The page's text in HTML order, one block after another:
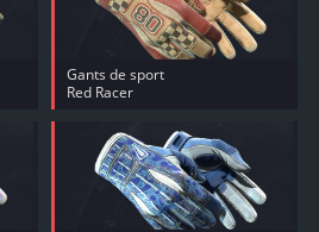
Gants de sport
Red Racer